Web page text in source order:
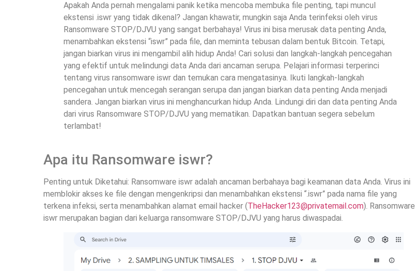
Apakah Anda pernah mengalami panik ketika mencoba membuka file penting, tapi muncul
ekstensi .iswr yang tidak dikenal? Jangan khawatir, mungkin saja Anda terinfeksi oleh virus
Ransomware STOP/DJVU yang sangat berbahaya! Virus ini bisa merusak data penting Anda,
menambahkan ekstensi “iswr” pada file, dan meminta tebusan dalam bentuk Bitcoin. Tetapi,
jangan biarkan virus ini mengambil alih hidup Anda! Cari solusi dan langkah-langkah pencegahan
yang efektif untuk melindungi data Anda dari ancaman serupa. Pelajari informasi terperinci
tentang virus ransomware iswr dan temukan cara mengatasinya. Ikuti langkah-langkah
pencegahan untuk mencegah serangan serupa dan jangan biarkan data penting Anda menjadi
sandera. Jangan biarkan virus ini menghancurkan hidup Anda. Lindungi diri dan data penting Anda
dari virus Ransomware STOP/DJVU yang mematikan. Dapatkan bantuan segera sebelum
terlambat!
Apa itu Ransomware iswr?
Penting untuk Diketahui: Ransomware iswr adalah ancaman berbahaya bagi keamanan data Anda. Virus ini
memblokir akses ke file dengan mengenkripsi dan menambahkan ekstensi “.iswr” pada nama file yang
terkena infeksi, serta menambahkan alamat email hacker (TheHacker123@privatemail.com). Ransomware
iswr merupakan bagian dari keluarga ransomware STOP/DJVU yang harus diwaspadai.